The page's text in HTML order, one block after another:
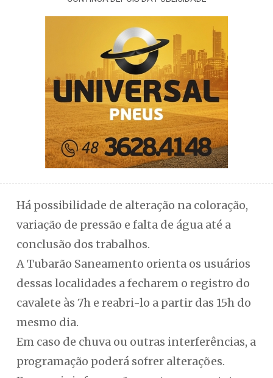
Há possibilidade de alteração na coloração,
variação de pressão e falta de água até a
conclusão dos trabalhos.
A Tubarão Saneamento orienta os usuários
dessas localidades a fecharem o registro do
cavalete às 7h e reabri-lo a partir das 15h do
mesmo dia.
Em caso de chuva ou outras interferências, a
programação poderá sofrer alterações.